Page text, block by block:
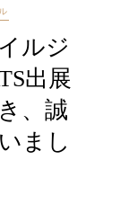
ルジ
出展
、誠
まし